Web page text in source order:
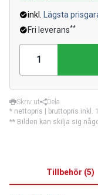
inkl.
Lägsta
Fri leverans**
Skriv ut
Dela
* nettopris | bruttopris inkl.
** Bilden kan skilja sig
Tillbehör (5)